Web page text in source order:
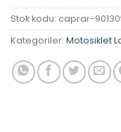
Stok kodu: caprar-
Kategoriler: Motosiklet